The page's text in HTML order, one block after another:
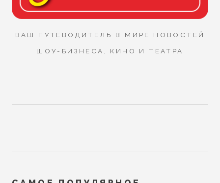
ВАШ ПУТЕВОДИТЕЛЬ В МИРЕ НОВОСТЕЙ
ШОУ-БИЗНЕСА, КИНО И ТЕАТРА